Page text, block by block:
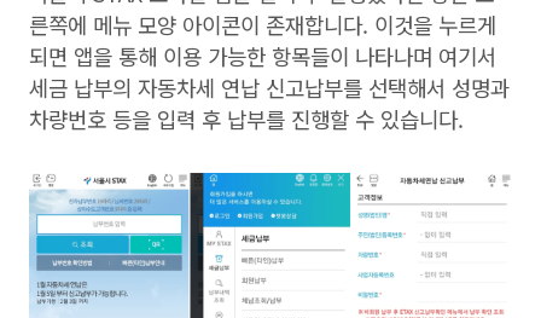
른쪽에 메뉴 모양 아이콘이 존재합니다. 이것을 누르게
되면 앱을 통해 이용 가능한 항목들이 나타나며 여기서
세금 납부의 자동차세 연납 신고납부를 선택해서 성명과
차량번호 등을 입력 후 납부를 진행할 수 있습니다.